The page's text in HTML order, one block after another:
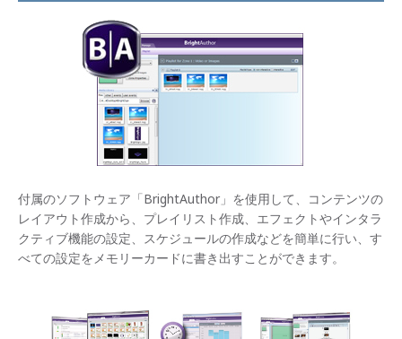
付属のソフトウェア「BrightAuthor」を使用して、コンテンツの
レイアウト作成から、プレイリスト作成、エフェクトやインタラ
クティブ機能の設定、スケジュールの作成などを簡単に行い、す
べての設定をメモリーカードに書き出すことができます。